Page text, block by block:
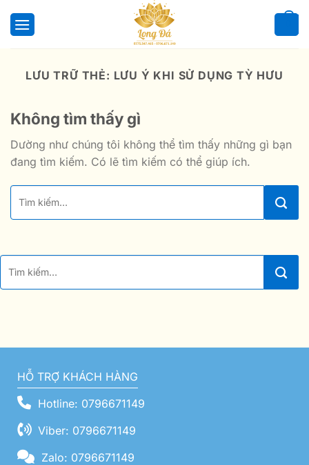
qua
LƯU TRỮ THẺ: LƯU Ý KHI SỬ DỤNG TỲ HƯU
Không tìm thấy gì
Dường như chúng tôi không thể tìm thấy những gì bạn
đang tìm kiếm. Có lẽ tìm kiếm có thể giúp ích.
HỖ TRỢ KHÁCH HÀNG
Hotline: 0796671149
Viber: 0796671149
Zalo: 0796671149